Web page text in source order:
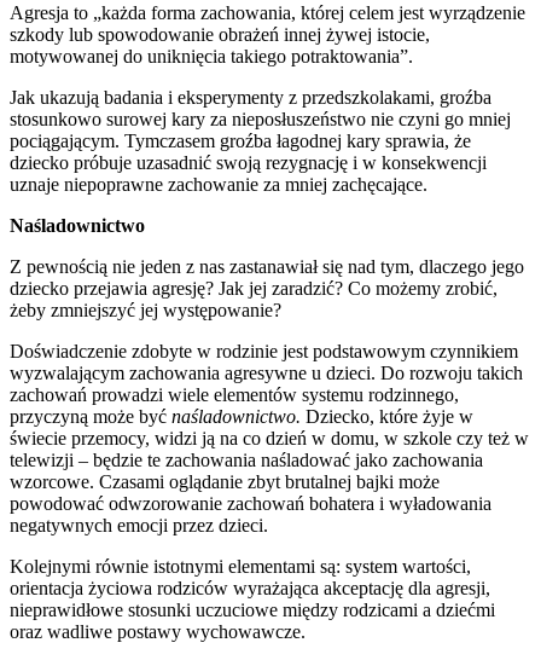
Agresja to „każda forma zachowania, której celem jest wyrządzenie
szkody lub spowodowanie obrażeń innej żywej istocie,
motywowanej do uniknięcia takiego potraktowania”.
Jak ukazują badania i eksperymenty z przedszkolakami, groźba
stosunkowo surowej kary za nieposłuszeństwo nie czyni go mniej
pociągającym. Tymczasem groźba łagodnej kary sprawia, że
dziecko próbuje uzasadnić swoją rezygnację i w konsekwencji
uznaje niepoprawne zachowanie za mniej zachęcające.
Naśladownictwo
Z pewnością nie jeden z nas zastanawiał się nad tym, dlaczego jego
dziecko przejawia agresję? Jak jej zaradzić? Co możemy zrobić,
żeby zmniejszyć jej występowanie?
Doświadczenie zdobyte w rodzinie jest podstawowym czynnikiem
wyzwalającym zachowania agresywne u dzieci. Do rozwoju takich
zachowań prowadzi wiele elementów systemu rodzinnego,
przyczyną może być naśladownictwo. Dziecko, które żyje w
świecie przemocy, widzi ją na co dzień w domu, w szkole czy też w
telewizji – będzie te zachowania naśladować jako zachowania
wzorcowe. Czasami oglądanie zbyt brutalnej bajki może
powodować odwzorowanie zachowań bohatera i wyładowania
negatywnych emocji przez dzieci.
Kolejnymi równie istotnymi elementami są: system wartości,
orientacja życiowa rodziców wyrażająca akceptację dla agresji,
nieprawidłowe stosunki uczuciowe między rodzicami a dziećmi
oraz wadliwe postawy wychowawcze.